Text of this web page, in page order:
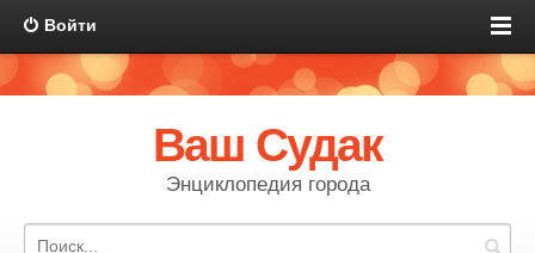
Войти
Ваш Судак
Энциклопедия города